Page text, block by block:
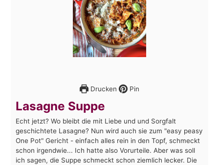
Drucken Pin
Lasagne Suppe
Echt jetzt? Wo bleibt die mit Liebe und und Sorgfalt
geschichtete Lasagne? Nun wird auch sie zum "easy peasy
One Pot" Gericht - einfach alles rein in den Topf, schmeckt
schon irgendwie... Ich hatte also Vorurteile. Aber was soll
ich sagen, die Suppe schmeckt schon ziemlich lecker. Die